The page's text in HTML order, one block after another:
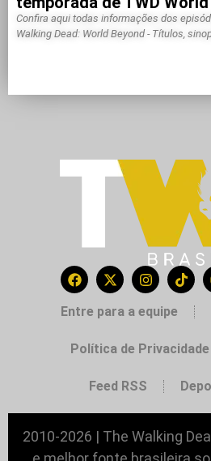
Confira aqui todas informações dos
Walking Dead: World Beyond - Títulos,
Entre para a equipe
Política de Privacidade
Feed RSS
2010-2026 | The Walking